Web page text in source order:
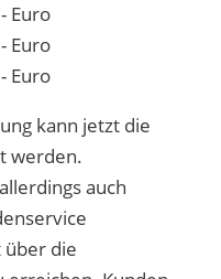
kann jetzt die
werden.
auch
über die